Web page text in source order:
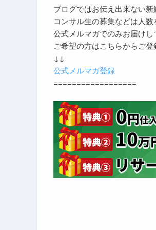
ブログではお伝え出来ない新
コンサル生の募集などは人
公式メルマガでのみお届けし
ご希望の方はこちらからご登
↓↓
公式メルマガ登録
==================